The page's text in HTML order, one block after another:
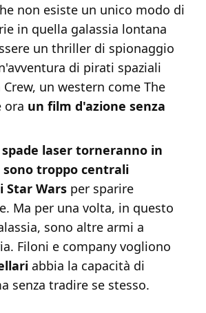
non esiste un unico modo di
in quella galassia lontana
un thriller di spionaggio
di pirati spaziali
un western come The
ora un film d'azione senza
spade laser torneranno in
sono troppo centrali
Wars per sparire
Ma per una volta, in questo
sono altre armi a
Filoni e company vogliono
abbia la capacità di
senza tradire se stesso.